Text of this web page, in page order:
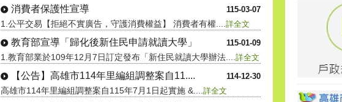
115-03-07
消費者保護性宣導
1.公平交易【拒絕不實廣告，守護消費權益】 消費者有權.... 詳全文
115-01-09
教育部宣導「歸化後新住民申請就讀大學」
1.教育部業於109年12月7日訂定發布「新住民就讀大學辦法.... 詳全文
114-12-30
【公告】高雄市114年里編組調整案自11....
高雄市114年里編組調整案自115年7月1日起實施 &.... 詳全文